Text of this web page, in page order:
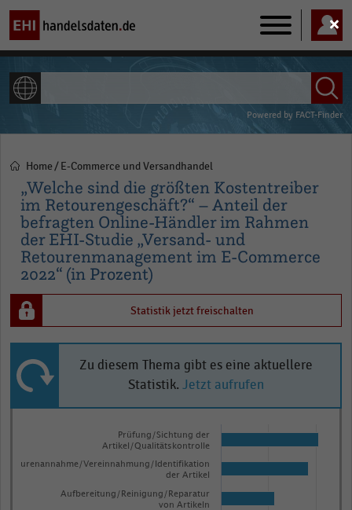
Main
navigation
Powered by FACT-Finder
Pfadnavigation
Home E-Commerce und Versandhandel
„Welche sind die größten Kostentreiber
im Retourengeschäft?“ – Anteil der
befragten Online-Händler im Rahmen
der EHI-Studie „Versand- und
Retourenmanagement im E-Commerce
2022“ (in Prozent)
Statistik jetzt freischalten
Zu diesem Thema gibt es eine aktuellere
Statistik. Jetzt aufrufen
Prüfung/Sichtung der
Artikel/Qualitätskontrolle
Retourenannahme/Vereinnahmung/Identifikation
der Artikel
Aufbereitung/Reinigung/Reparatur
von Artikeln